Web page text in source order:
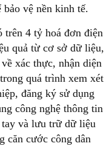
vệ nền kinh tế.
trên 4 tỷ hoá đơn điện
quả từ cơ sở dữ liệu,
xác thực, nhận diện
quá trình xem xét
đăng ký sử dụng
công nghệ thông tin
tay và lưu trữ dữ liệu
căn cước công dân